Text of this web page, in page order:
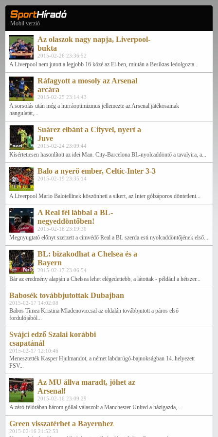
Mobil verzió
Az olaszok nagy napja, Liverpool-
bukta
2015-02-26 23:36:52
A Liverpool nem jutott a legjobb 16 közé az El-ben, miután a Besiktas ledolgozta...
Ráfagyott a mosoly az Arsenal
arcára
2015-02-25 23:14:43
A sorsolás után még a hurráoptimizmus jellemezte az Arsenal játékosainak
hangulatát,...
Suárez elbánt a Cityvel, nyert a
Juve
2015-02-24 23:09:44
Kísértetiesen hasonlított az idei Man. City-Barcelona BL-nyolcaddöntő a tavalyira, a...
Balo a nyerő ember, Celtic-Inter 3-3
2015-02-19 23:35:14
A Liverpool Mario Balotellinek köszönheti a sikert, az Inter gólzáporos döntetlent...
A Real fél lábbal a BL-
negyeddöntőben!
2015-02-18 23:19:30
Megnyugtató előnyt szerzett a címvédő Real a BL szerda esti nyolcaddöntőjének első...
BL: bizakodhat a Chelsea és a
Bayern
2015-02-17 23:06:54
Bár az eredmény alapján a Chelsea lehet elégedettebb, a látottak - például a hétszer...
Babosék továbbjutottak Dubajban
2015-02-17 14:02:08
Babos Tímea Kristina Mladenoviccsal az oldalán továbbjutott a páros első
fordulójából...
Svájci edző Szalai korábbi
csapatánál
2015-02-17 12:10:46
Menesztették Kasper Hjulmandot, a német labdarúgó-bajnokságban 14. helyezett
FSV...
Az MU állva maradt, jöhet az
Arsenal!
2015-02-16 23:09:29
A záró félórában három góllal válaszolt a Manchester United a házigazda,...
Green visszatérhet a Bayernhez
2015-02-16 21:52:53